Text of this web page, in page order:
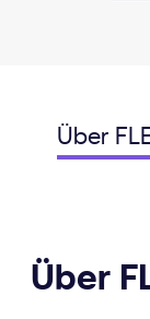
Über
Über